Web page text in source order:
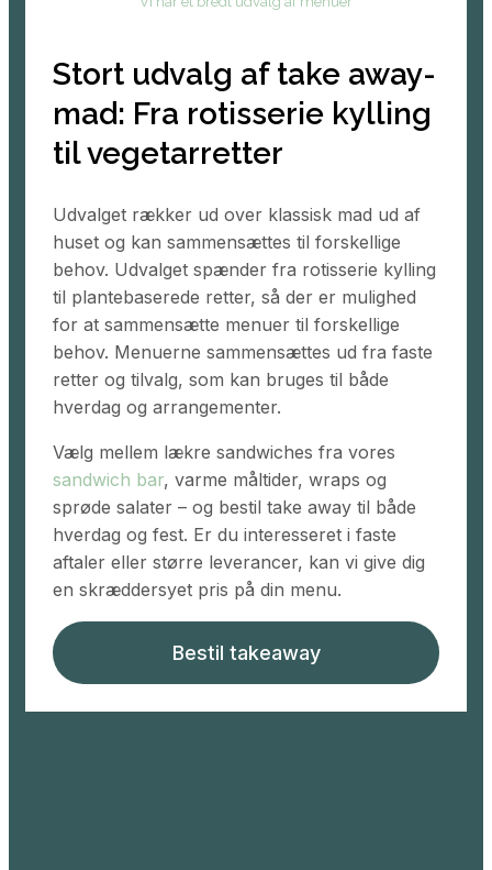
Stort udvalg af take away-
mad: Fra rotisserie kylling
til vegetarretter
Udvalget rækker ud over klassisk mad ud af
huset og kan sammensættes til forskellige
behov. Udvalget spænder fra rotisserie kylling
til plantebaserede retter, så der er mulighed
for at sammensætte menuer til forskellige
behov. Menuerne sammensættes ud fra faste
retter og tilvalg, som kan bruges til både
hverdag og arrangementer.
Vælg mellem lækre sandwiches fra vores
sandwich bar, varme måltider, wraps og
sprøde salater – og bestil take away til både
hverdag og fest. Er du interesseret i faste
aftaler eller større leverancer, kan vi give dig
en skræddersyet pris på din menu.
Bestil takeaway